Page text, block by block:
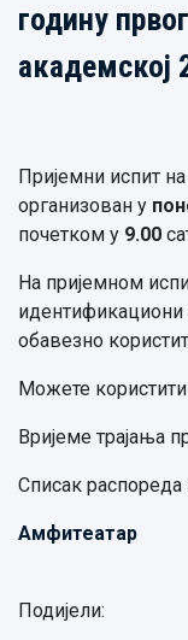
годину
академској
Пријемни испит
организован у
почетком у 9.00
На пријемном
идентификациони
обавезно
Можете
Вријеме трајања
Списак распореда
Амфитеатар
Подијели: